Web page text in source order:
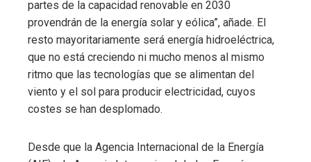
partes de la capacidad renovable en 2030
provendrán de la energía solar y eólica”, añade. El
resto mayoritariamente será energía hidroeléctrica,
que no está creciendo ni mucho menos al mismo
ritmo que las tecnologías que se alimentan del
viento y el sol para producir electricidad, cuyos
costes se han desplomado.
Desde que la Agencia Internacional de la Energía